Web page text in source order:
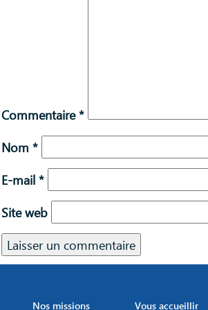
Commentaire*
Nom*
E-mail*
Site web
Nos missions Vous accueillir